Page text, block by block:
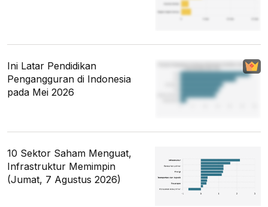
Ini Latar Pendidikan
Pengangguran di Indonesia
pada Mei 2026
10 Sektor Saham Menguat,
Infrastruktur Memimpin
(Jumat, 7 Agustus 2026)